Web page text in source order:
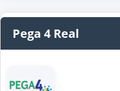
Pega 4 Real